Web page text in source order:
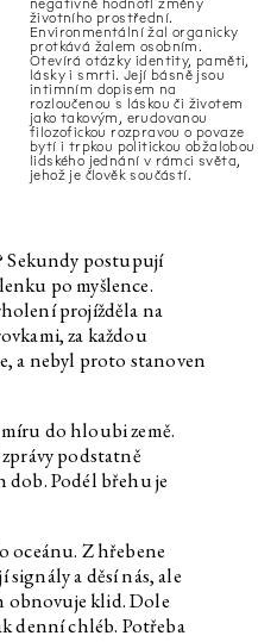
negativně hodnotí změny
životního prostřední.
Environmentální žal organicky
protkává žalem osobním.
Otevírá otázky identity, paměti,
lásky i smrti. Její básně jsou
intimním dopisem na
rozloučenou s láskou či životem
jako takovým, erudovanou
filozofickou rozpravou o povaze
bytí i trpkou politickou obžalobou
lidského jednání v rámci světa,
jehož je člověk součástí.
Sekundy postupují
po myšlence.
projížděla na
za každou
a nebyl proto stanoven
do hloubi země.
podstatně
dob. Podél břehu je
oceánu. Z hřebene
a děsí nás, ale
klid. Dole
denní chléb. Potřeba
K pročištění chuti
Kino Kosmos pod Kosmickým
sluncem
Kino Kosmos
Dorota Jurczak: Pyk, Sciak etc.
Bosáka, Roberta Jansy a Adama
Macháčka
Kurátorský text k výstavě
Martina Zetové
Klíčky
Rozhovor s Barborou Lungovou
Prales, zahrada a zeď
Julie ve světech fantazie. Na
okraj.
Holubí noviny